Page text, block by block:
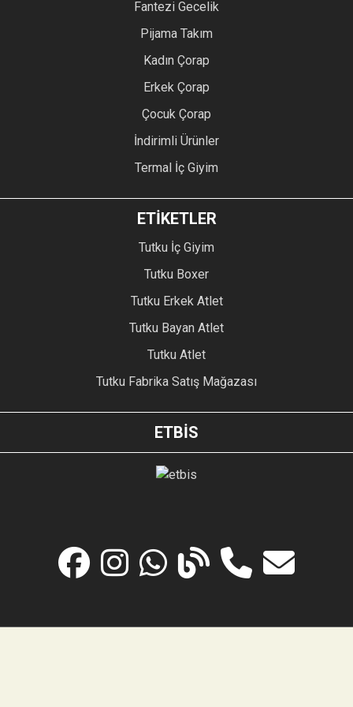
Fantezi Gecelik
Pijama Takım
Kadın Çorap
Erkek Çorap
Çocuk Çorap
İndirimli Ürünler
Termal İç Giyim
ETİKETLER
Tutku İç Giyim
Tutku Boxer
Tutku Erkek Atlet
Tutku Bayan Atlet
Tutku Atlet
Tutku Fabrika Satış Mağazası
ETBİS